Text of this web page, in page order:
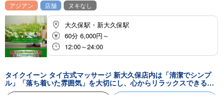
アジアン 店舗 ヌキなし
大久保駅・新大久保駅
60分 6,000円～
12:00～24:00
タイクイーン タイ古式マッサージ 新大久保店内は「清潔でシンプ
ル」「落ち着いた雰囲気」を大切にし、心からリラックスできる空
間をご用意しています。静かな音楽が流れる室内で、日常の喧騒を